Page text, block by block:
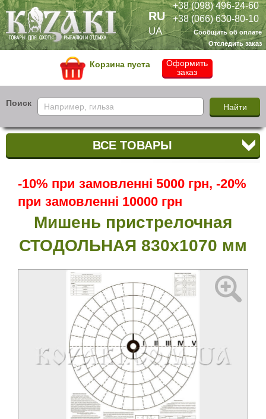
+38 (098) 496-24-60
+38 (066) 630-80-10
Сообщить об оплате
Отследить заказ
RU
UA
Корзина пуста
Оформить
заказ
Поиск
ВСЕ ТОВАРЫ
-10% при замовленні 5000 грн, -20%
при замовленні 10000 грн
Мишень пристрелочная
СТОДОЛЬНАЯ 830х1070 мм